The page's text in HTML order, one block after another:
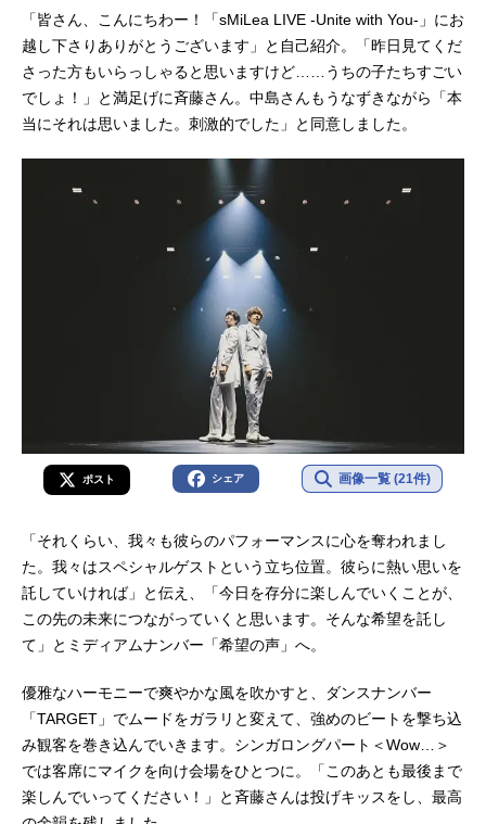
「皆さん、こんにちわー！「sMiLea LIVE -Unite with You-」にお
越し下さりありがとうございます」と自己紹介。「昨日見てくだ
さった方もいらっしゃると思いますけど……うちの子たちすごい
でしょ！」と満足げに斉藤さん。中島さんもうなずきながら「本
当にそれは思いました。刺激的でした」と同意しました。
ポスト シェア 画像一覧 (21件)
「それくらい、我々も彼らのパフォーマンスに心を奪われまし
た。我々はスペシャルゲストという立ち位置。彼らに熱い思いを
託していければ」と伝え、「今日を存分に楽しんでいくことが、
この先の未来につながっていくと思います。そんな希望を託し
て」とミディアムナンバー「希望の声」へ。
優雅なハーモニーで爽やかな風を吹かすと、ダンスナンバー
「TARGET」でムードをガラリと変えて、強めのビートを撃ち込
み観客を巻き込んでいきます。シンガロングパート＜Wow…＞
では客席にマイクを向け会場をひとつに。「このあとも最後まで
楽しんでいってください！」と斉藤さんは投げキッスをし、最高